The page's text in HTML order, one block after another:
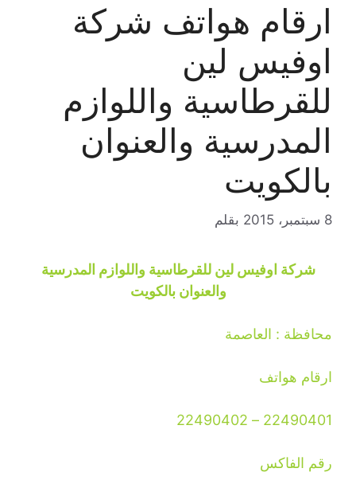
ارقام هواتف شركة
اوفيس لين
للقرطاسية واللوازم
المدرسية والعنوان
بالكويت
8 سبتمبر، 2015 بقلم
شركة اوفيس لين للقرطاسية واللوازم المدرسية
والعنوان بالكويت
محافظة : العاصمة
ارقام هواتف
22490401 – 22490402
رقم الفاكس